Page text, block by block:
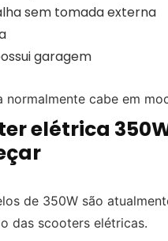
sem tomada externa
garagem
normalmente cabe em
elétrica
de 350W são
das scooters elétricas.